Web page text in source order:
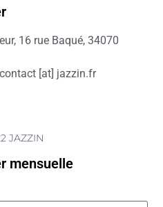
16 rue Baqué, 34070
[at] jazzin.fr
JAZZIN
mensuelle